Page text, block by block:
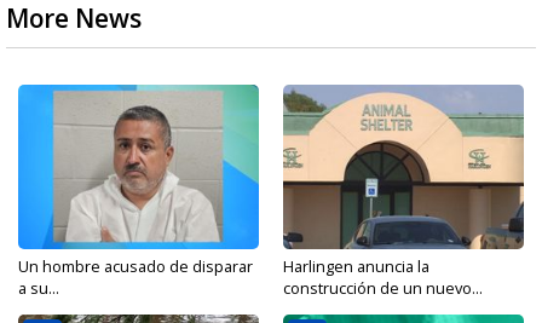
More News
Un hombre acusado de disparar
a su...
Harlingen anuncia la
construcción de un nuevo...